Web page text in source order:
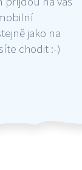
jako na
chodit :-)